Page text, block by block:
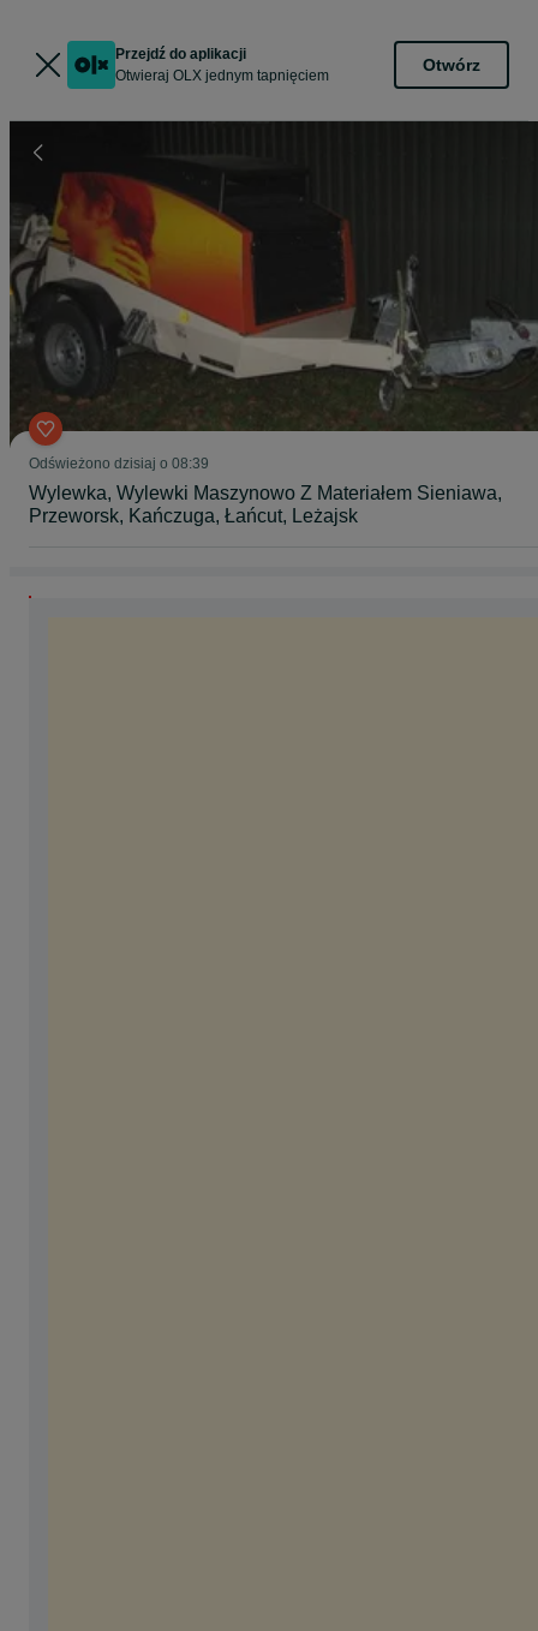
Przejdź do aplikacji
Otwieraj OLX jednym tapnięciem
Otwórz
Odświeżono dzisiaj o 08:39
Wylewka, Wylewki Maszynowo Z Materiałem Sieniawa,
Przeworsk, Kańczuga, Łańcut, Leżajsk